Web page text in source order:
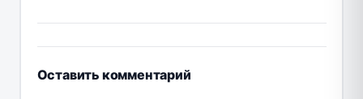
Оставить комментарий